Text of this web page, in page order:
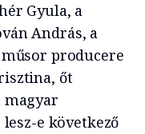
Gyula, a
András, a
producere
őt
magyar
e következő